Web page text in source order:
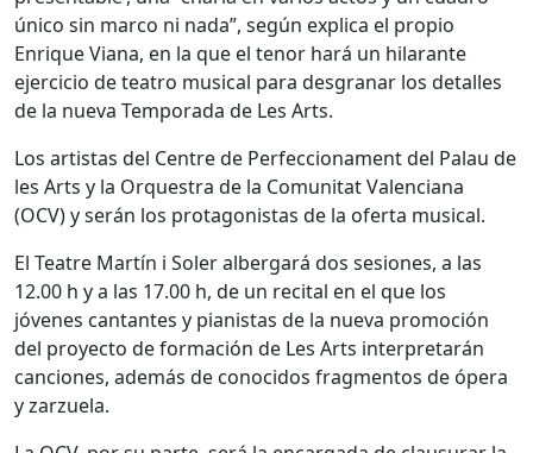
único sin marco ni nada”, según explica el propio
Enrique Viana, en la que el tenor hará un hilarante
ejercicio de teatro musical para desgranar los detalles
de la nueva Temporada de Les Arts.
Los artistas del Centre de Perfeccionament del Palau de
les Arts y la Orquestra de la Comunitat Valenciana
(OCV) y serán los protagonistas de la oferta musical.
El Teatre Martín i Soler albergará dos sesiones, a las
12.00 h y a las 17.00 h, de un recital en el que los
jóvenes cantantes y pianistas de la nueva promoción
del proyecto de formación de Les Arts interpretarán
canciones, además de conocidos fragmentos de ópera
y zarzuela.